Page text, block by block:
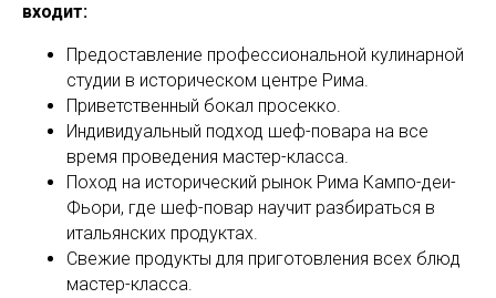
входит:
Предоставление профессиональной кулинарной
студии в историческом центре Рима.
Приветственный бокал просекко.
Индивидуальный подход шеф-повара на все
время проведения мастер-класса.
Поход на исторический рынок Рима Кампо-деи-
Фьори, где шеф-повар научит разбираться в
итальянских продуктах.
Свежие продукты для приготовления всех блюд
мастер-класса.